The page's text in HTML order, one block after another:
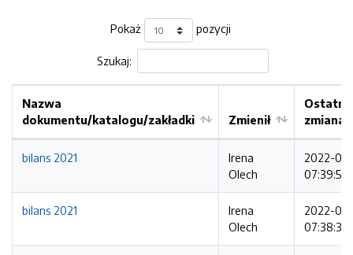
Pokaż pozycji
Szukaj:
Nazwa
dokumentu/katalogu/zakładki
Zmienił
zmiana
bilans 2021
Irena
Olech
2022-
07:39:52
bilans 2021
Irena
Olech
2022-
07:38:38